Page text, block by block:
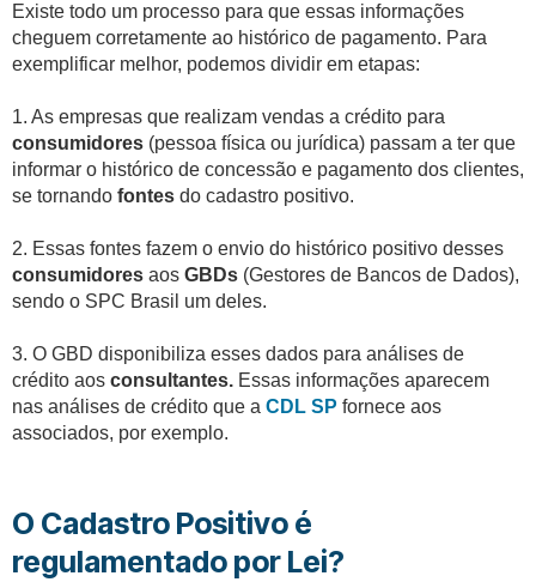
Existe todo um processo para que essas informações
cheguem corretamente ao histórico de pagamento. Para
exemplificar melhor, podemos dividir em etapas:
1. As empresas que realizam vendas a crédito para
consumidores (pessoa física ou jurídica) passam a ter que
informar o histórico de concessão e pagamento dos clientes,
se tornando fontes do cadastro positivo.
2. Essas fontes fazem o envio do histórico positivo desses
consumidores aos GBDs (Gestores de Bancos de Dados),
sendo o SPC Brasil um deles.
3. O GBD disponibiliza esses dados para análises de
crédito aos consultantes. Essas informações aparecem
nas análises de crédito que a CDL SP fornece aos
associados, por exemplo.
O Cadastro Positivo é
regulamentado por Lei?